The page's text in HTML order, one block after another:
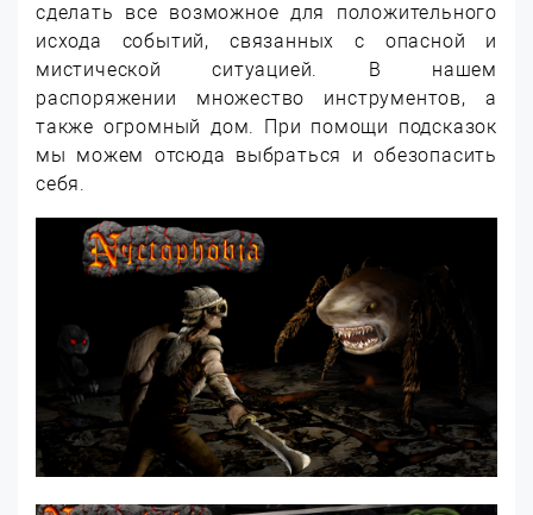
сделать все возможное для положительного
исхода событий, связанных с опасной и
мистической ситуацией. В нашем
распоряжении множество инструментов, а
также огромный дом. При помощи подсказок
мы можем отсюда выбраться и обезопасить
себя.